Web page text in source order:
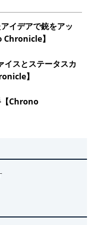
イデアで銃をアッ
Chronicle】
イスとステータスカ
】
【Chrono